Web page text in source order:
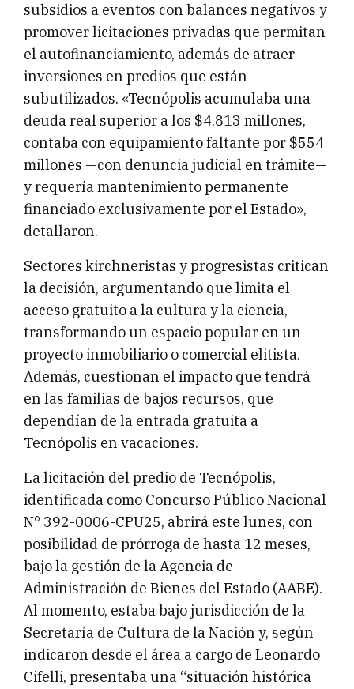
subsidios a eventos con balances negativos y
promover licitaciones privadas que permitan
el autofinanciamiento, además de atraer
inversiones en predios que están
subutilizados. «Tecnópolis acumulaba una
deuda real superior a los $4.813 millones,
contaba con equipamiento faltante por $554
millones —con denuncia judicial en trámite—
y requería mantenimiento permanente
financiado exclusivamente por el Estado»,
detallaron.
Sectores kirchneristas y progresistas critican
la decisión, argumentando que limita el
acceso gratuito a la cultura y la ciencia,
transformando un espacio popular en un
proyecto inmobiliario o comercial elitista.
Además, cuestionan el impacto que tendrá
en las familias de bajos recursos, que
dependían de la entrada gratuita a
Tecnópolis en vacaciones.
La licitación del predio de Tecnópolis,
identificada como Concurso Público Nacional
N° 392-0006-CPU25, abrirá este lunes, con
posibilidad de prórroga de hasta 12 meses,
bajo la gestión de la Agencia de
Administración de Bienes del Estado (AABE).
Al momento, estaba bajo jurisdicción de la
Secretaría de Cultura de la Nación y, según
indicaron desde el área a cargo de Leonardo
Cifelli, presentaba una “situación histórica